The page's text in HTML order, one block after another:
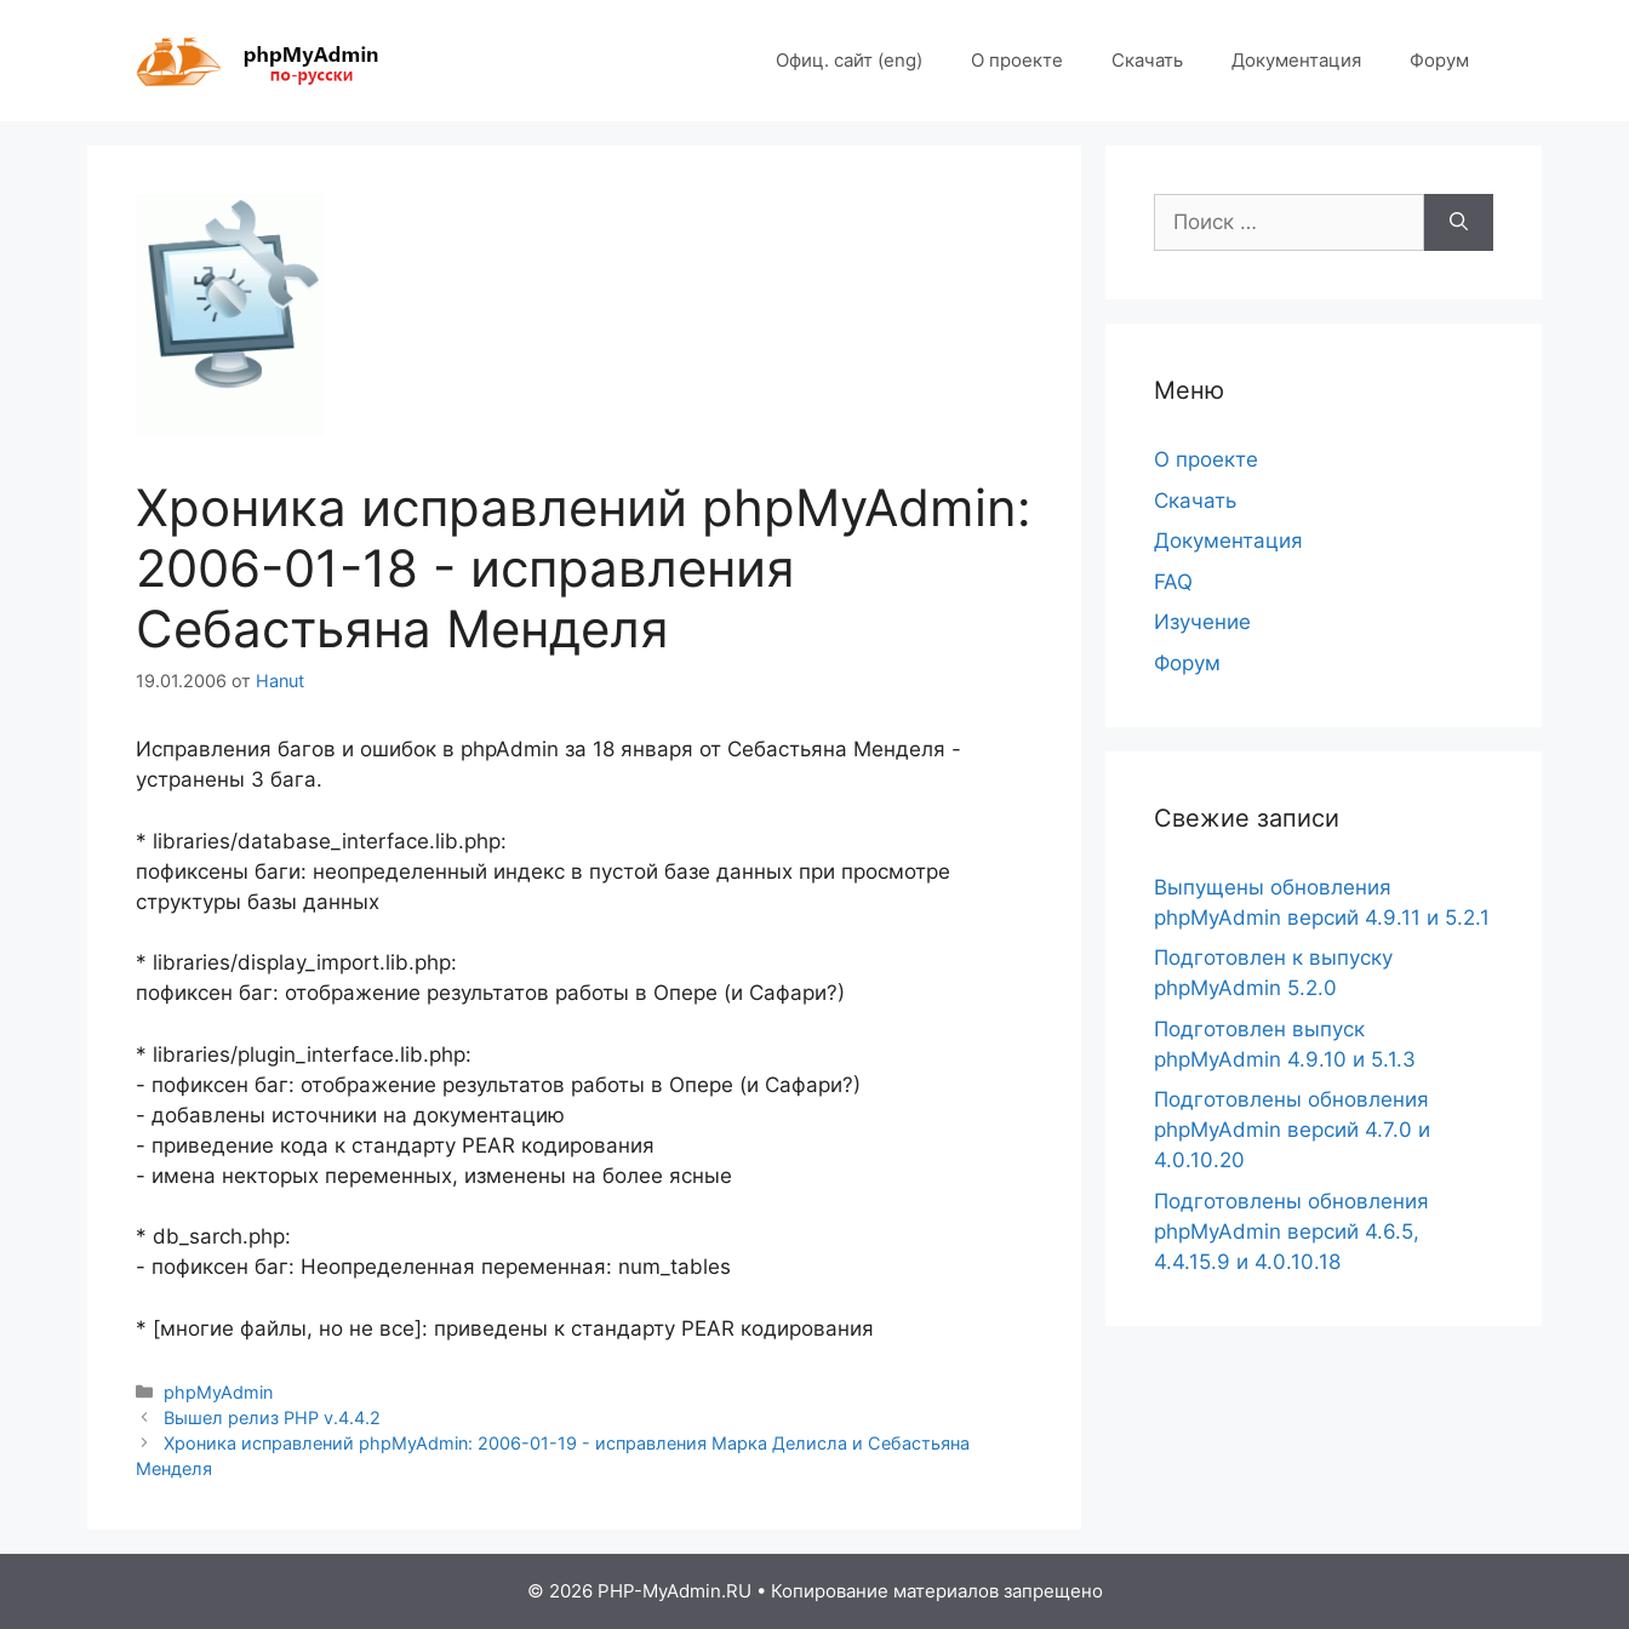
содержимому
Офиц. сайт (eng) О проекте Скачать Документация Форум
Хроника исправлений phpMyAdmin:
2006-01-18 - исправления
Себастьяна Менделя
19.01.2006 от Hanut
Исправления багов и ошибок в phpAdmin за 18 января от Себастьяна Менделя -
устранены 3 бага.
* libraries/database_interface.lib.php:
пофиксены баги: неопределенный индекс в пустой базе данных при просмотре
структуры базы данных
* libraries/display_import.lib.php:
пофиксен баг: отображение результатов работы в Опере (и Сафари?)
* libraries/plugin_interface.lib.php:
- пофиксен баг: отображение результатов работы в Опере (и Сафари?)
- добавлены источники на документацию
- приведение кода к стандарту PEAR кодирования
- имена некторых переменных, изменены на более ясные
* db_sarch.php:
- пофиксен баг: Неопределенная переменная: num_tables
* [многие файлы, но не все]: приведены к стандарту PEAR кодирования
Рубрики
phpMyAdmin
Вышел релиз PHP v.4.4.2
Хроника исправлений phpMyAdmin: 2006-01-19 - исправления Марка Делисла и Себастьяна
Менделя
Поиск:
Меню
О проекте
Скачать
Документация
FAQ
Изучение
Форум
Свежие записи
Выпущены обновления
phpMyAdmin версий 4.9.11 и 5.2.1
Подготовлен к выпуску
phpMyAdmin 5.2.0
Подготовлен выпуск
phpMyAdmin 4.9.10 и 5.1.3
Подготовлены обновления
phpMyAdmin версий 4.7.0 и
4.0.10.20
Подготовлены обновления
phpMyAdmin версий 4.6.5,
4.4.15.9 и 4.0.10.18
© 2026 PHP-MyAdmin.RU • Копирование материалов запрещено